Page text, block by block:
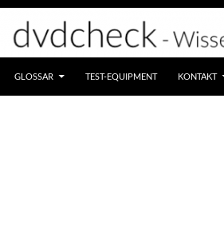
GLOSSAR TEST-EQUIPMENT KONTAKT